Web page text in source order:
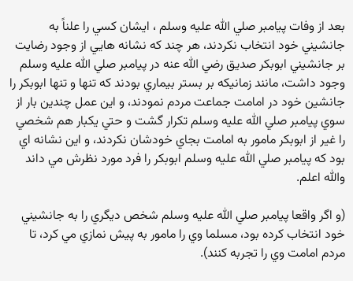
بعد از وفات پيامبر صلي الله عليه وسلم ، ايشان کسي را علناً به
جانشيني خود انتخاب نکردند، هر چند که نشانه هايي از وجود رضايت
بر جانشيني ابوبکر صديق رضي الله عنه در پيامبر صلي الله عليه وسلم
وجود داشت، مانند زمانيکه بر بستر بيماري بودند که تنها و تنها ابوبکر را
جانشين خود در امامت جماعت مردم نمودند، و اين عمل چندين بار از
سوي پيامبر صلي الله عليه وسلم تکرار گشت و حتي يکبار هم شخصي
را غير از ابوبکر مامور به امامت بجاي خودشان نکردند، و اين نشانه اي
بود که پيامبر صلي الله عليه وسلم ابوبکر را فرد مورد نظرش مي داند
والله اعلم.
(و اگر واقعا پيامبر صلي الله عليه وسلم شخص ديگري را به جانشيني
خود انتخاب کرده بود، مسلما وي را مامور به پيش نمازي مي کرد، تا
مردم امامت وي را تجربه کنند).